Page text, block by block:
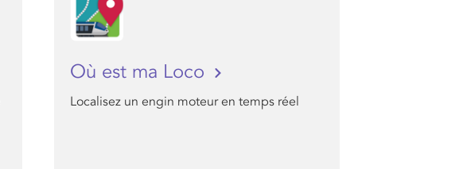
Où est ma Loco
Localisez un engin moteur en temps réel